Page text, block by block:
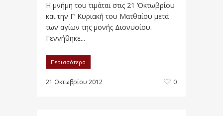
Η μνήμη του τιμάται στις 21 ‘Οκτωβρίου
και την Γ’ Κυριακή του Ματθαίου μετά
των αγίων της μονής Διονυσίου.
Γεννήθηκε...
Περισσότερα
21 Οκτωβρίου 2012 0